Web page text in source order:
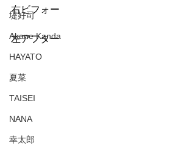
堤好司
Akane Kanda
HAYATO
夏菜
TAISEI
NANA
幸太郎
右ビフォー
左アフター